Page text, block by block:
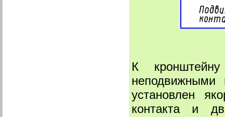
К
установлен
контакта и